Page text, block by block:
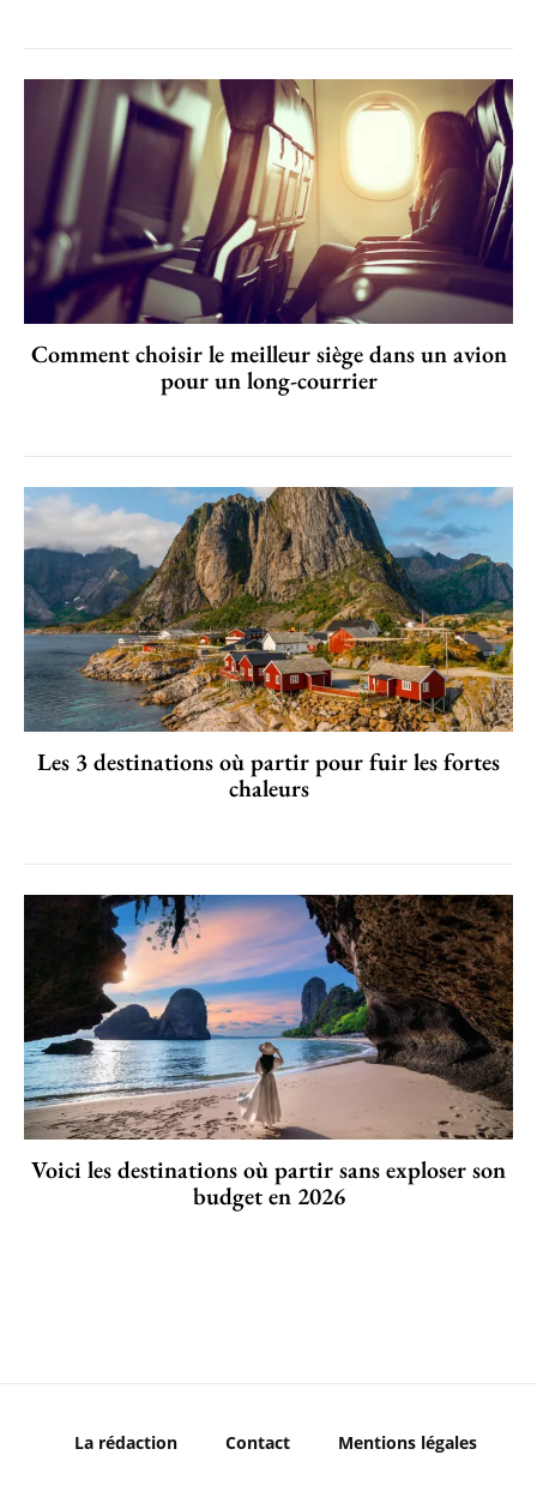
Comment choisir le meilleur siège dans un avion
pour un long-courrier
Les 3 destinations où partir pour fuir les fortes
chaleurs
Voici les destinations où partir sans exploser son
budget en 2026
La rédaction Contact Mentions légales